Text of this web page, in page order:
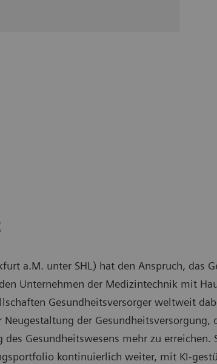
a.M. unter SHL) hat den Anspruch, das
Unternehmen der Medizintechnik mit
Gesundheitsversorger weltweit
der Gesundheitsversorgung,
Gesundheitswesens mehr zu erreichen.
kontinuierlich weiter, mit KI-